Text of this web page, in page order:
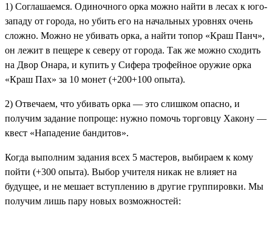
1) Соглашаемся. Одиночного орка можно найти в лесах к юго-
западу от города, но убить его на начальных уровнях очень
сложно. Можно не убивать орка, а найти топор «Краш Панч»,
он лежит в пещере к северу от города. Так же можно сходить
на Двор Онара, и купить у Сифера трофейное оружие орка
«Краш Пах» за 10 монет (+200+100 опыта).
2) Отвечаем, что убивать орка — это слишком опасно, и
получим задание попроще: нужно помочь торговцу Хакону —
квест «Нападение бандитов».
Когда выполним задания всех 5 мастеров, выбираем к кому
пойти (+300 опыта). Выбор учителя никак не влияет на
будущее, и не мешает вступлению в другие группировки. Мы
получим лишь пару новых возможностей: